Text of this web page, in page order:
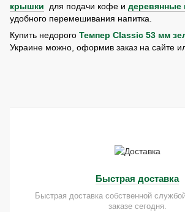
крышки
для подачи кофе и деревянные
удобного перемешивания напитка.
Купить недорого Темпер Classic 53 мм
Украине можно, оформив заказ на сайте
Быстрая доставка
Быстрая доставка собственной
заказе сегодня.